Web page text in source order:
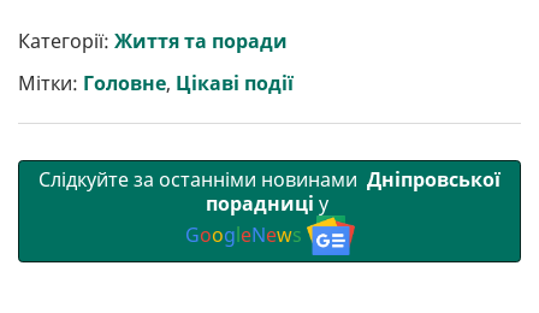
р
и
т
и
b
o
o
k
t
e
r
l g
r
a
m
s
A
p
p
Категорії: Життя та поради
Мітки: Головне, Цікаві події
Слідкуйте за останніми новинами Дніпровської
порадниці у
GoogleNews